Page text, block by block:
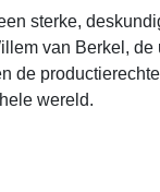
sterke,
van Berkel,
de
wereld.